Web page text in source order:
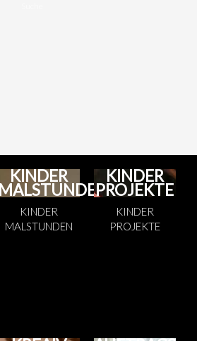
KINDER
MALSTUNDEN
KINDER
MALSTUNDEN
KINDER
PROJEKTE
KINDER
PROJEKTE